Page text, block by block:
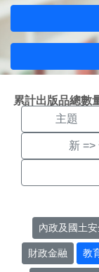
累計出版品總數
施政搜
主題
新 =>
內政及國土安
財政金融 教